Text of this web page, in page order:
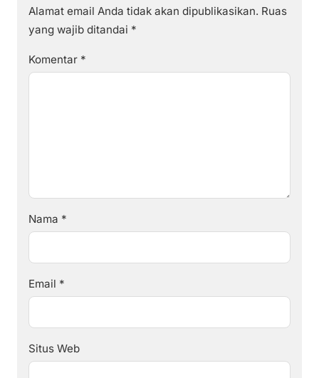
Alamat email Anda tidak akan dipublikasikan. Ruas
yang wajib ditandai *
Komentar *
Nama *
Email *
Situs Web